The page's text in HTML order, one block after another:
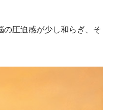
圧迫感が少し和らぎ、そ